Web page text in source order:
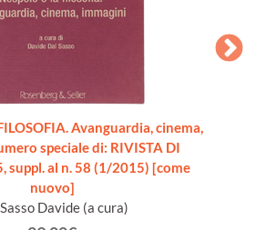
Avanguardia, cinema,
speciale di: RIVISTA DI
suppl. al n. 58 (1/2015) [come
nuovo]
Davide (a cura)